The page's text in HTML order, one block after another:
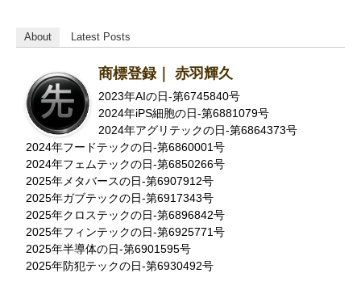
About Latest Posts
商標登録｜ 赤羽輝久
2023年AIの日-第6745840号
2024年iPS細胞の日-第6881079号
2024年アグリテックの日-第6864373号
2024年フードテックの日-第6860001号
2024年フェムテックの日-第6850266号
2025年メタバースの日-第6907912号
2025年ガブテックの日-第6917343号
2025年クロステックの日-第6896842号
2025年フィンテックの日-第6925771号
2025年半導体の日-第6901595号
2025年防犯テックの日-第6930492号